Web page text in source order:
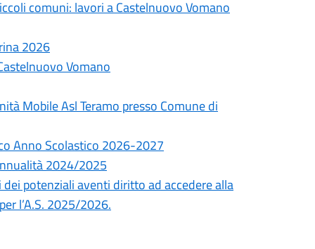
comuni: lavori a Castelnuovo Vomano
2026
Vomano
Mobile Asl Teramo presso Comune di
Anno Scolastico 2026-2027
2024/2025
potenziali aventi diritto ad accedere alla
l’A.S. 2025/2026.